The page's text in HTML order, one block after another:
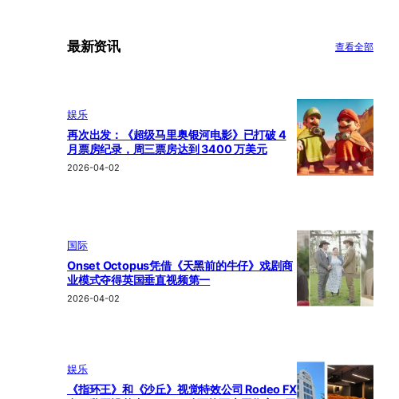
最新资讯 查看全部
娱乐
再次出发：《超级马里奥银河电影》已打破 4
月票房纪录，周三票房达到 3400 万美元
2026-04-02
国际
Onset Octopus凭借《天黑前的牛仔》戏剧商
业模式夺得英国垂直视频第一
2026-04-02
娱乐
《指环王》和《沙丘》视觉特效公司 Rodeo FX